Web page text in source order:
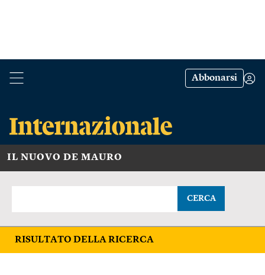
Abbonarsi
IL NUOVO DE MAURO
CERCA
RISULTATO DELLA RICERCA